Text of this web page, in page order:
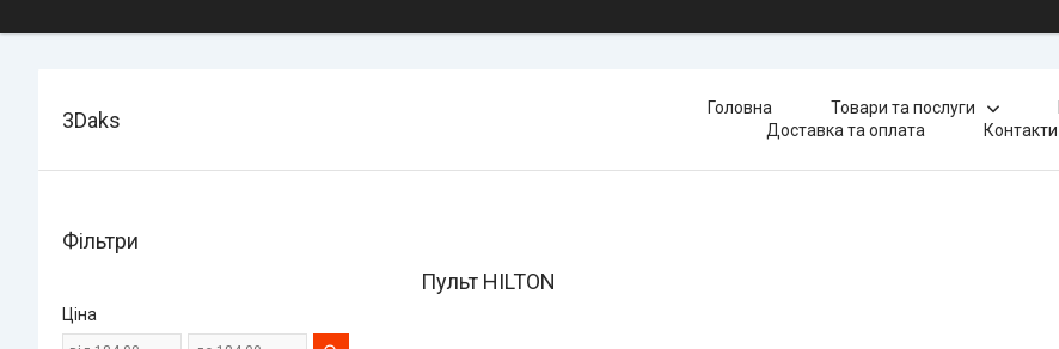
3Daks Головна Товари та послуги
Доставка та оплата
Контакти
Пульт HILTON
Фільтри
Ціна